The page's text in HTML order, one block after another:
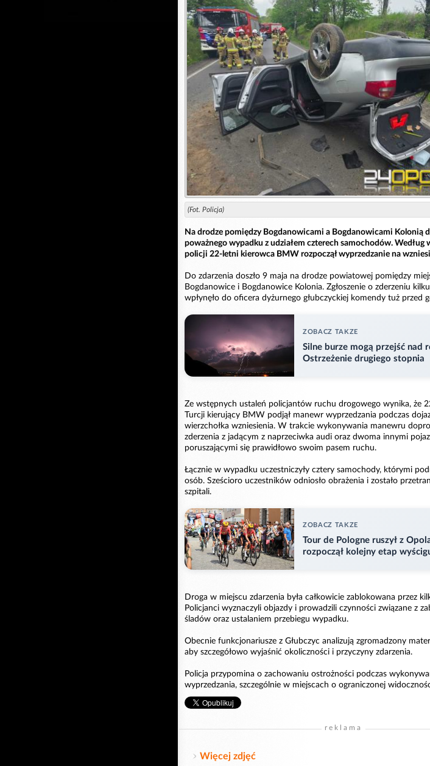
(Fot. Policja)
Na drodze pomiędzy Bogdanowicami a Bogdanowicami Kolonią
poważnego wypadku z udziałem czterech samochodów. Według
policji 22-letni kierowca BMW rozpoczął wyprzedzanie na
Do zdarzenia doszło 9 maja na drodze powiatowej pomiędzy
Bogdanowice i Bogdanowice Kolonia. Zgłoszenie o zderzeniu
wpłynęło do oficera dyżurnego głubczyckiej komendy tuż przed
ZOBACZ TAKZE
Silne burze mogą przejść nad
Ostrzeżenie drugiego stopnia
Ze wstępnych ustaleń policjantów ruchu drogowego wynika, że
Turcji kierujący BMW podjął manewr wyprzedzania podczas
wierzchołka wzniesienia. W trakcie wykonywania manewru
zderzenia z jadącym z naprzeciwka audi oraz dwoma innymi
poruszającymi się prawidłowo swoim pasem ruchu.
Łącznie w wypadku uczestniczyły cztery samochody, którymi
osób. Sześcioro uczestników odniosło obrażenia i zostało
szpitali.
ZOBACZ TAKZE
Tour de Pologne ruszył z
rozpoczął kolejny etap
Droga w miejscu zdarzenia była całkowicie zablokowana przez
Policjanci wyznaczyli objazdy i prowadzili czynności związane z
śladów oraz ustalaniem przebiegu wypadku.
Obecnie funkcjonariusze z Głubczyc analizują zgromadzony
aby szczegółowo wyjaśnić okoliczności i przyczyny zdarzenia.
Policja przypomina o zachowaniu ostrożności podczas
wyprzedzania, szczególnie w miejscach o ograniczonej
reklama
Więcej zdjęć